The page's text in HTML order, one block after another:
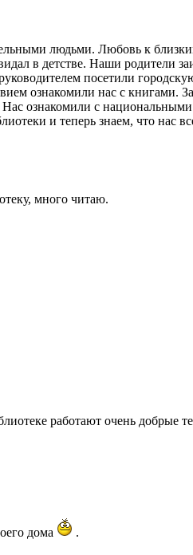
людьми. Любовь к
в детстве. Наши родители
посетили
ознакомили нас с книгами.
ознакомили с
и теперь знаем, что нас
много читаю.
работают очень
дома
.